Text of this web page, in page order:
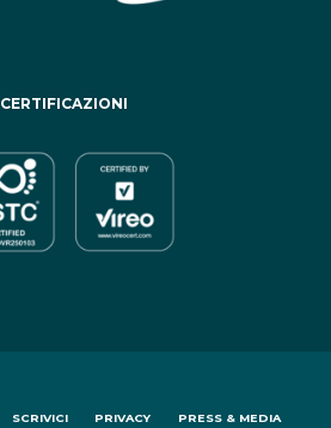
CERTIFICAZIONI
SCRIVICI PRIVACY PRESS & MEDIA